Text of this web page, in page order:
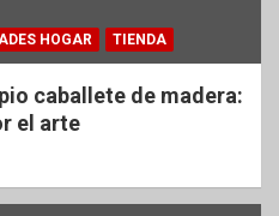
HOGAR TIENDA
caballete de madera:
el arte